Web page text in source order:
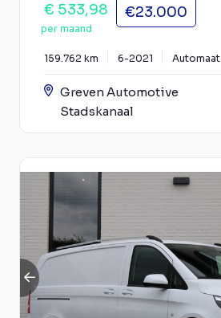
€ 533,98
per maand
€23.000
159.762 km 6-2021 Automaat
Greven Automotive
Stadskanaal